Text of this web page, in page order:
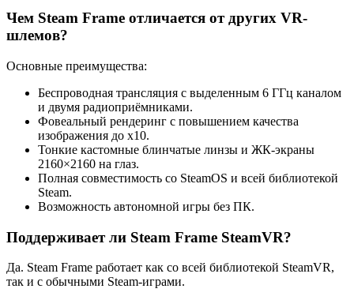
Чем Steam Frame отличается от других VR-
шлемов?
Основные преимущества:
Беспроводная трансляция с выделенным 6 ГГц каналом
и двумя радиоприёмниками.
Фовеальный рендеринг с повышением качества
изображения до х10.
Тонкие кастомные блинчатые линзы и ЖК-экраны
2160×2160 на глаз.
Полная совместимость со SteamOS и всей библиотекой
Steam.
Возможность автономной игры без ПК.
Поддерживает ли Steam Frame SteamVR?
Да. Steam Frame работает как со всей библиотекой SteamVR,
так и с обычными Steam-играми.